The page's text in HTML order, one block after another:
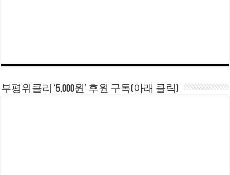
부평위클리 ‘5,000원’ 후원 구독(아래 클릭)